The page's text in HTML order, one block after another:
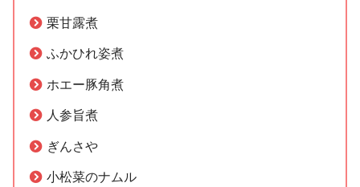
栗甘露煮
ふかひれ姿煮
ホエー豚角煮
人参旨煮
ぎんさや
小松菜のナムル